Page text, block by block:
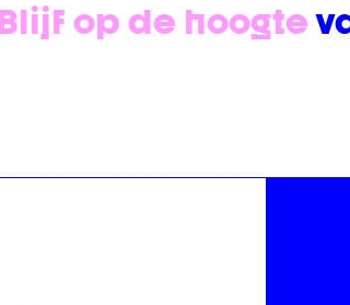
op de hoogte